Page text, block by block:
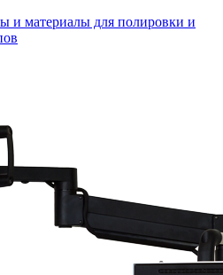
и материалы для полировки и